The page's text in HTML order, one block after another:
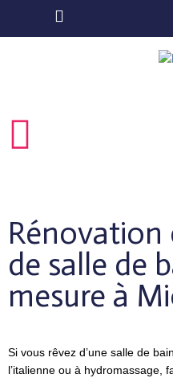
Faites appel
Mions -
Rénovation
de salle de
mesure à
Si vous rêvez d’une salle de
l’italienne ou à hydromassage,